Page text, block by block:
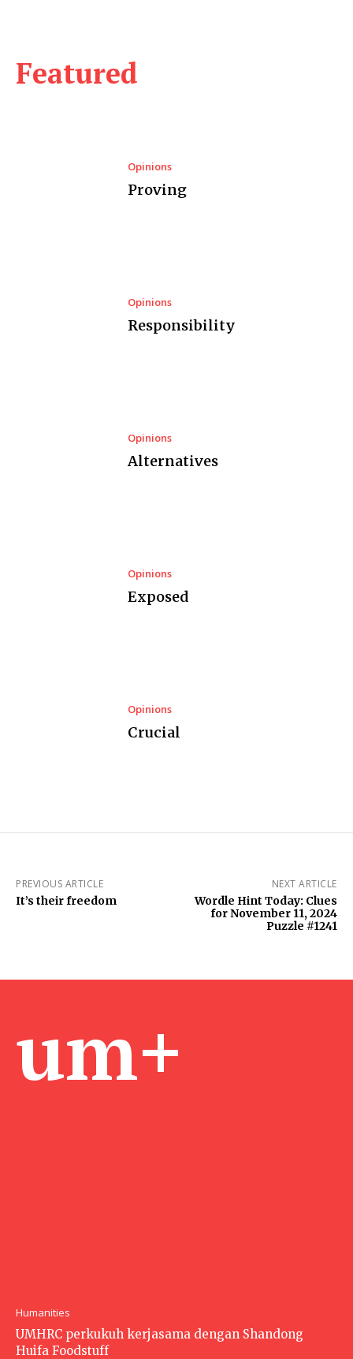
Featured
Opinions
Proving
Opinions
Responsibility
Opinions
Alternatives
Opinions
Exposed
Opinions
Crucial
PREVIOUS ARTICLE
It’s their freedom
NEXT ARTICLE
Wordle Hint Today: Clues
for November 11, 2024
Puzzle #1241
um+
Humanities
UMHRC perkukuh kerjasama dengan Shandong
Huifa Foodstuff